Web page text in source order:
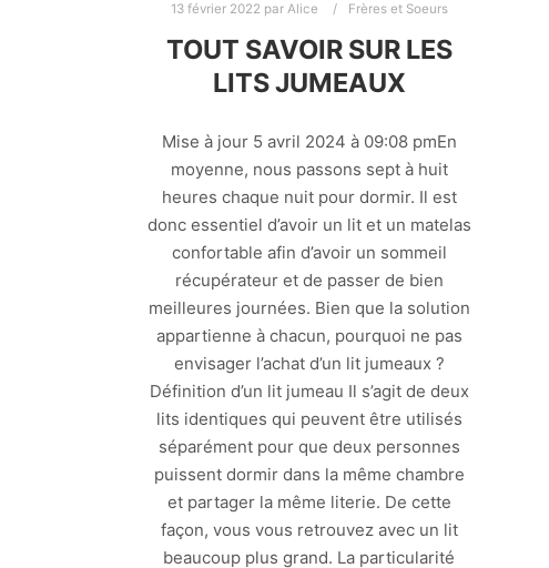
13 février 2022 par Alice Frères et Soeurs
TOUT SAVOIR SUR LES
LITS JUMEAUX
Mise à jour 5 avril 2024 à 09:08 pmEn
moyenne, nous passons sept à huit
heures chaque nuit pour dormir. Il est
donc essentiel d’avoir un lit et un matelas
confortable afin d’avoir un sommeil
récupérateur et de passer de bien
meilleures journées. Bien que la solution
appartienne à chacun, pourquoi ne pas
envisager l’achat d’un lit jumeaux ?
Définition d’un lit jumeau Il s’agit de deux
lits identiques qui peuvent être utilisés
séparément pour que deux personnes
puissent dormir dans la même chambre
et partager la même literie. De cette
façon, vous vous retrouvez avec un lit
beaucoup plus grand. La particularité